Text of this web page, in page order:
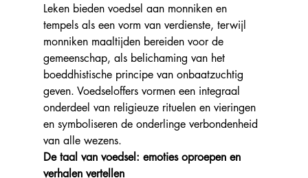
Leken bieden voedsel aan monniken en
tempels als een vorm van verdienste, terwijl
monniken maaltijden bereiden voor de
gemeenschap, als belichaming van het
boeddhistische principe van onbaatzuchtig
geven. Voedseloffers vormen een integraal
onderdeel van religieuze rituelen en vieringen
en symboliseren de onderlinge verbondenheid
van alle wezens.
De taal van voedsel: emoties oproepen en
verhalen vertellen